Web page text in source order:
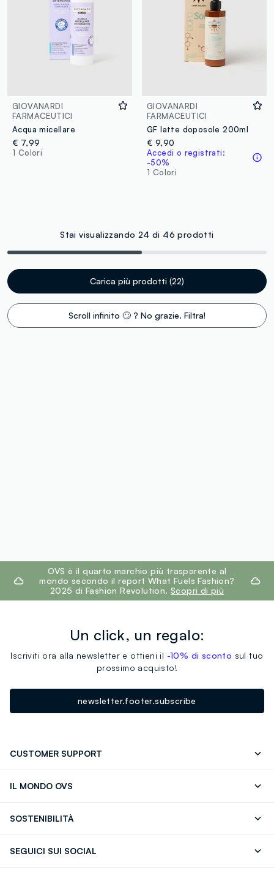
GIOVANARDI
FARMACEUTICI
Acqua micellare
€ 7,99
1 Colori
GIOVANARDI
FARMACEUTICI
GF latte doposole 200ml
€ 9,90
Accedi o registrati:
-50%
1 Colori
Stai visualizzando 24 di 46 prodotti
Carica più prodotti (22)
Scroll infinito 🙄 ? No grazie. Filtra!
footer.ariatitleOVS è il quarto marchio più trasparente al
mondo secondo il report What Fuels Fashion?
2025 di Fashion Revolution. Scopri di più
Un click, un regalo:
Iscriviti ora alla newsletter e ottieni il -10% di sconto sul tuo
prossimo acquisto!
newsletter.footer.subscribe
CUSTOMER SUPPORT
IL MONDO OVS
Giftcard
SOSTENIBILITÀ
SEGUICI SUI SOCIAL